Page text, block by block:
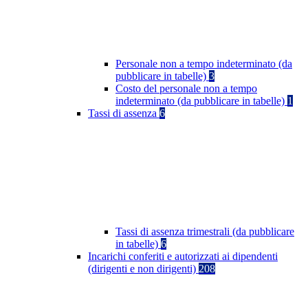
Personale non a tempo indeterminato (da
pubblicare in tabelle) 3
Costo del personale non a tempo
indeterminato (da pubblicare in tabelle) 1
Tassi di assenza 6
Tassi di assenza trimestrali (da pubblicare
in tabelle) 6
Incarichi conferiti e autorizzati ai dipendenti
(dirigenti e non dirigenti) 208